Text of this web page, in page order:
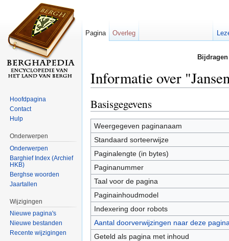
Informatie over
Basisgegevens
Weergegeven paginanaam
Standaard sorteerwijze
Paginalengte (in bytes)
Paginanummer
Taal voor de pagina
Paginainhoudmodel
Indexering door robots
Aantal doorverwijzingen naar deze
Geteld als pagina met inhoud
Pagina Overleg
Hoofdpagina
Contact
Hulp
Onderwerpen
Onderwerpen
Barghief Index (Archief
HKB)
Berghse woorden
Jaartallen
Wijzigingen
Nieuwe pagina's
Nieuwe bestanden
Recente wijzigingen